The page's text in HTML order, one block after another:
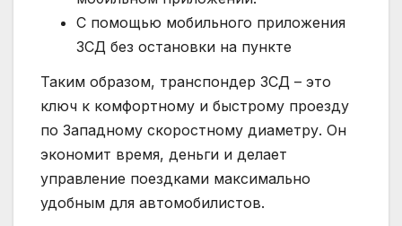
С помощью мобильного приложения
ЗСД без остановки на пункте
Таким образом, транспондер ЗСД – это
ключ к комфортному и быстрому проезду
по Западному скоростному диаметру. Он
экономит время, деньги и делает
управление поездками максимально
удобным для автомобилистов.